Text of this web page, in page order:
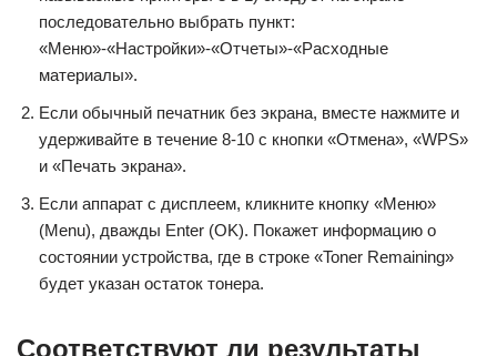
последовательно выбрать пункт:
«Меню»-«Настройки»-«Отчеты»-«Расходные
материалы».
Если обычный печатник без экрана, вместе нажмите и
удерживайте в течение 8-10 с кнопки «Отмена», «WPS»
и «Печать экрана».
Если аппарат с дисплеем, кликните кнопку «Меню»
(Menu), дважды Enter (OK). Покажет информацию о
состоянии устройства, где в строке «Toner Remaining»
будет указан остаток тонера.
Соответствуют ли результаты